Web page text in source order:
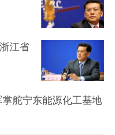
江省
舵宁东能源化工基地